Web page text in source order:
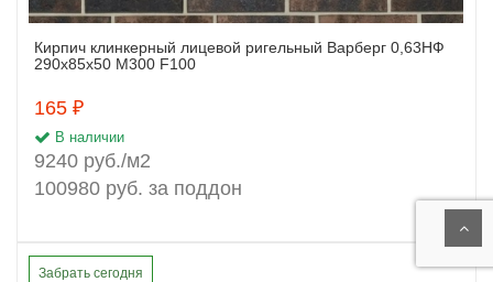
Заказать
Кирпич клинкерный лицевой ригельный Варберг 0,63НФ
290х85х50 М300 F100
165 ₽
В наличии
9240 руб./м2
100980 руб. за поддон
Забрать сегодня